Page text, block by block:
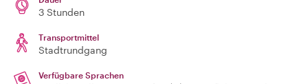
3 Stunden
Transportmittel
Stadtrundgang
Verfügbare Sprachen